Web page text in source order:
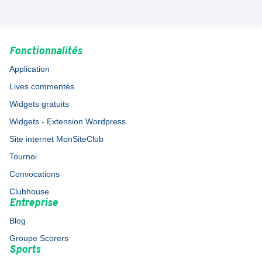
Fonctionnalités
Application
Lives commentés
Widgets gratuits
Widgets - Extension Wordpress
Site internet MonSiteClub
Tournoi
Convocations
Clubhouse
Entreprise
Blog
Groupe Scorers
Sports